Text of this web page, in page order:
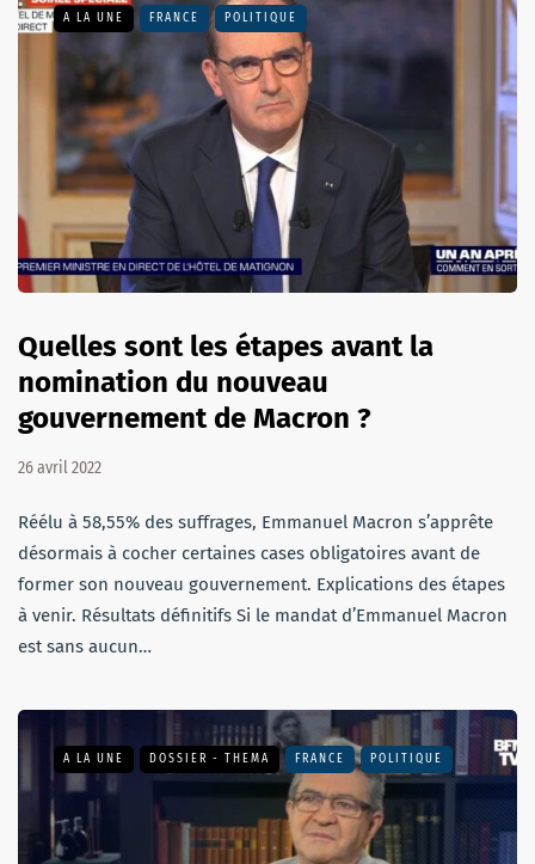
A LA UNE FRANCE POLITIQUE
Quelles sont les étapes avant la
nomination du nouveau
gouvernement de Macron ?
26 avril 2022
Réélu à 58,55% des suffrages, Emmanuel Macron s’apprête
désormais à cocher certaines cases obligatoires avant de
former son nouveau gouvernement. Explications des étapes
à venir. Résultats définitifs Si le mandat d’Emmanuel Macron
est sans aucun…
A LA UNE DOSSIER - THEMA FRANCE POLITIQUE